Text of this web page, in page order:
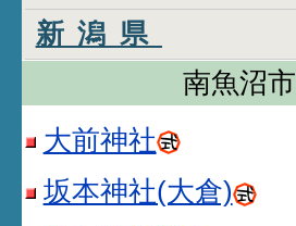
新潟県
南魚沼市
大前神社
坂本神社(大倉)